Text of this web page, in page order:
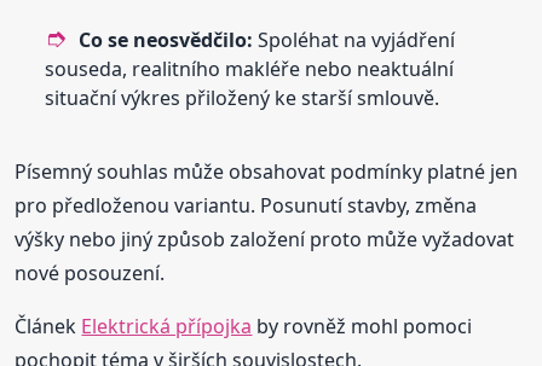
Co se neosvědčilo: Spoléhat na vyjádření
souseda, realitního makléře nebo neaktuální
situační výkres přiložený ke starší smlouvě.
Písemný souhlas může obsahovat podmínky platné jen
pro předloženou variantu. Posunutí stavby, změna
výšky nebo jiný způsob založení proto může vyžadovat
nové posouzení.
Článek Elektrická přípojka by rovněž mohl pomoci
pochopit téma v širších souvislostech.